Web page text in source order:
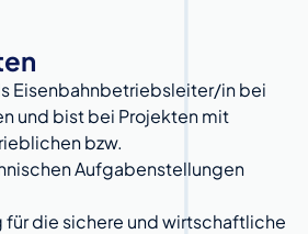
Eisenbahnbetriebsleiter/in bei
und bist bei Projekten mit
bzw.
Aufgabenstellungen
für die sichere und wirtschaftliche